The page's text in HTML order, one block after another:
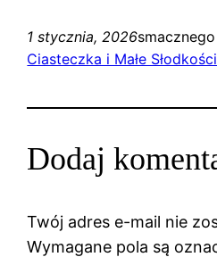
1 stycznia, 2026smacznego
Ciasteczka i Małe Słodkości
Dodaj
Twój adres e-mail nie
Wymagane pola są